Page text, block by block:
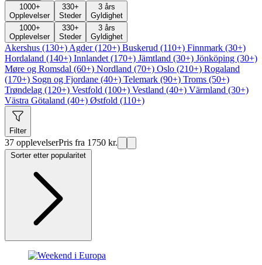
1000+
Opplevelser
330+
Steder
3 års
Gyldighet
1000+
Opplevelser
330+
Steder
3 års
Gyldighet
Akershus (130+) Agder (120+) Buskerud (110+) Finnmark (30+)
Hordaland (140+) Innlandet (170+) Jämtland (30+) Jönköping (30+)
Møre og Romsdal (60+) Nordland (70+) Oslo (210+) Rogaland
(170+) Sogn og Fjordane (40+) Telemark (90+) Troms (50+)
Trøndelag (120+) Vestfold (100+) Vestland (40+) Värmland (30+)
Västra Götaland (40+) Østfold (110+)
Filter
37 opplevelserPris fra 1750 kr.